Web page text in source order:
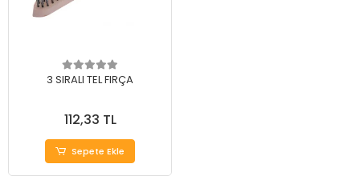
3 SIRALI TEL FIRÇA
112,33 TL
Sepete Ekle